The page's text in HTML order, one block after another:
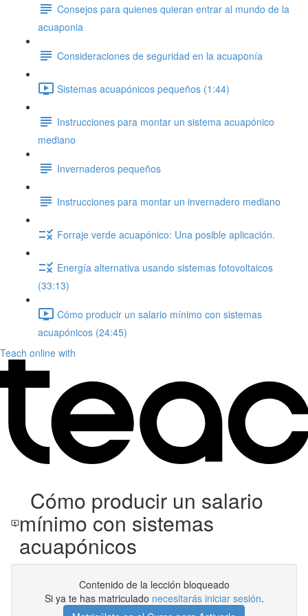
Consejos para quienes quieran entrar al mundo de la
acuaponia
Consideraciones de seguridad en la acuaponía
Sistemas acuapónicos pequeños (1:44)
Instrucciones para montar un sistema acuapónico
mediano
Invernaderos pequeños
Instrucciones para montar un invernadero mediano
Forraje verde acuapónico: Una posible aplicación.
Energía alternativa usando sistemas fotovoltaicos
(33:13)
Cómo producir un salario mínimo con sistemas
acuapónicos (24:45)
Teach online with
Cómo producir un salario
mínimo con sistemas
acuapónicos
Contenido de la lección bloqueado
Si ya te has matriculado necesitarás iniciar sesión.